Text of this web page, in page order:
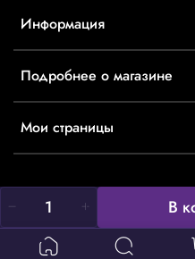
В
Информация
Подробнее о магазине
Мои страницы